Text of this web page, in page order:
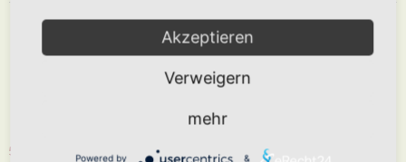
Du nimmst zur Kenntnis, dass es sich bei phpBB um eine unter der „
GNU General Public License v2“ (GPL) bereitgestellten Foren-Software
von phpBB Limited (
www.phpbb.com
zur Verfügung gestellt. Beide haben keinen Einfluss auf
insbesondere die Verwendung der Software für bestimmte Zwecke nicht
untersagen oder auf Inhalte fremder Foren Einfluss nehmen.
5. GEWÄHRLEISTUNG
Akzeptieren
Verweigern
mehr
Powered by &